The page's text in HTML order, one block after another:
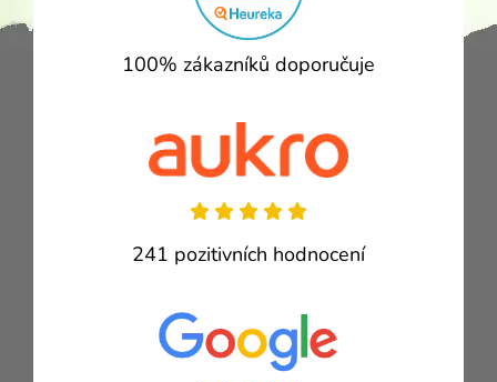
100% zákazníků doporučuje
241 pozitivních hodnocení